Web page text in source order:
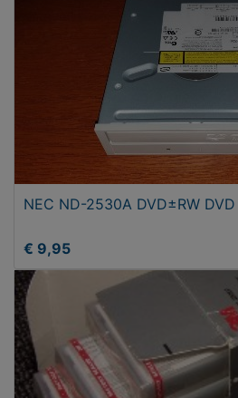
NEC ND-2530A DVD±RW
€ 9,95